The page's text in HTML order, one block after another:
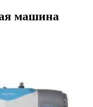
машина